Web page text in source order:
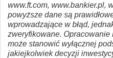
www.ft.com, www.bankier.pl,
powyższe dane są
wprowadzające w błąd,
zweryfikowane. Opracowanie
może stanowić wyłącznej
jakiejkolwiek decyzji